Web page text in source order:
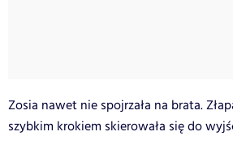
Zosia nawet nie spojrzała na brata.
szybkim krokiem skierowała się do